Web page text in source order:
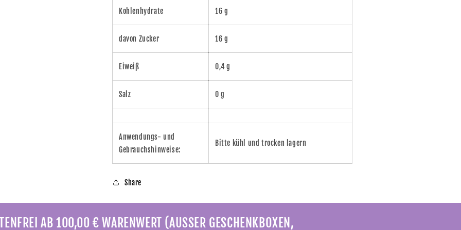
Kohlenhydrate 16 g
davon Zucker 16 g
Eiweiß 0,4 g
Salz 0 g
Anwendungs- und
Gebrauchshinweise:
‎Bitte kühl und trocken lagern
Share
AB 100,00 € WARENWERT (AUSSER GESCHENKBOXEN,